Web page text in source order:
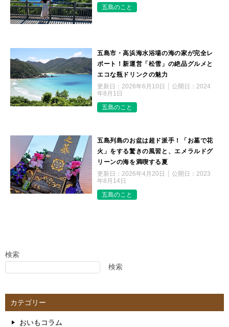
五島のこと
五島市・高浜海水浴場の海の家が完全レ
ポート！新運営「松雪」の絶品グルメと
エコな瓶ドリンクの魅力
更新日： 2026年6月10日 公開日： 2024
年8月1日
五島のこと
五島列島のお盆は超ド派手！「お墓で花
火」をする驚きの風習と、エメラルドグ
リーンの海を満喫する夏
更新日： 2026年4月20日 公開日： 2023
年8月14日
五島のこと
検索
検索
カテゴリー
おいもコラム